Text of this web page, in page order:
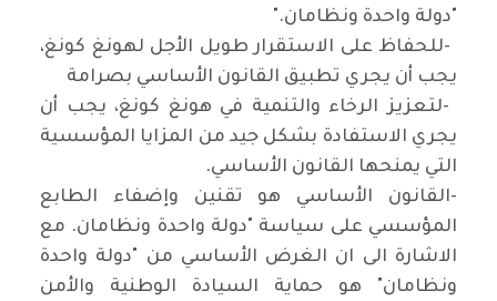
"دولة واحدة ونظامان".
-للحفاظ على الاستقرار طويل الأجل لهونغ كونغ،
يجب أن يجري تطبيق القانون الأساسي بصرامة
-لتعزيز الرخاء والتنمية في هونغ كونغ، يجب أن
يجري الاستفادة بشكل جيد من المزايا المؤسسية
التي يمنحها القانون الأساسي.
-القانون الأساسي هو تقنين وإضفاء الطابع
المؤسسي على سياسة "دولة واحدة ونظامان. مع
الاشارة الى ان الغرض الأساسي من "دولة واحدة
ونظامان" هو حماية السيادة الوطنية والأمن